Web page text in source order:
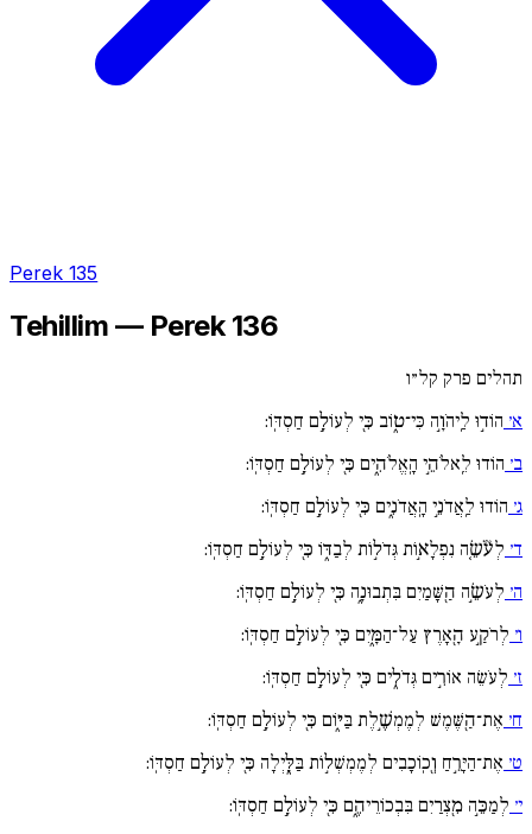
Perek 135
Tehillim — Perek 136
תהלים פרק קל״ו
א׳ הוֹד֣וּ לַֽיהֹוָ֣ה כִּי־ט֑וֹב כִּ֖י לְעוֹלָ֣ם חַסְדּֽוֹ:
ב׳ הוֹדוּ לֵֽאלֹהֵ֣י הָֽאֱלֹהִ֑ים כִּ֖י לְעוֹלָ֣ם חַסְדּֽוֹ:
ג׳ הוֹדוּ לַֽאֲדֹנֵ֣י הָֽאֲדֹנִ֑ים כִּ֖י לְעוֹלָ֣ם חַסְדּֽוֹ:
ד׳ לְעֹ֘שֵׂ֚ה נִפְלָא֣וֹת גְּדֹל֣וֹת לְבַדּ֑וֹ כִּ֖י לְעוֹלָ֣ם חַסְדּֽוֹ:
ה׳ לְעֹשֵׂ֣ה הַ֖שָּׁמַיִם בִּתְבוּנָ֑ה כִּ֖י לְעוֹלָ֣ם חַסְדּֽוֹ:
ו׳ לְרֹקַ֣ע הָ֖אָרֶץ עַל־הַמָּ֑יִם כִּ֖י לְעוֹלָ֣ם חַסְדּֽוֹ:
ז׳ לְעֹשֵׂה אוֹרִ֣ים גְּדֹלִ֑ים כִּ֖י לְעוֹלָ֣ם חַסְדּֽוֹ:
ח׳ אֶת־הַ֖שֶּׁמֶשׁ לְמֶמְשֶׁ֣לֶת בַּיּ֑וֹם כִּ֖י לְעוֹלָ֣ם חַסְדּֽוֹ:
ט׳ אֶת־הַיָּרֵ֣חַ וְ֖כֽוֹכָבִים לְמֶמְשְׁל֣וֹת בַּלָּ֑יְלָה כִּ֖י לְעוֹלָ֣ם חַסְדּֽוֹ:
י׳ לְמַכֵּ֣ה מִ֖צְרַיִם בִּבְכוֹרֵיהֶ֑ם כִּ֖י לְעוֹלָ֣ם חַסְדּֽוֹ: